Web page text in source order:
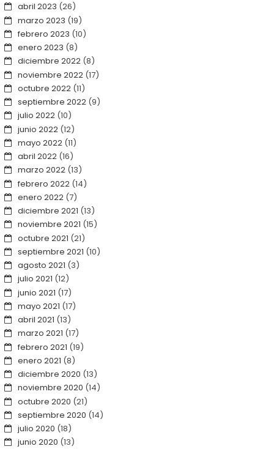
abril 2023 (26)
marzo 2023 (19)
febrero 2023 (10)
enero 2023 (8)
diciembre 2022(8)
noviembre 2022(17)
octubre 2022(11)
septiembre 2022(9)
julio 2022(10)
junio 2022(12)
mayo 2022(11)
abril 2022(16)
marzo 2022(13)
febrero 2022(14)
enero 2022(7)
diciembre 2021 (13)
noviembre 2021 (15)
octubre 2021 (21)
septiembre 2021 (10)
agosto 2021 (3)
julio 2021 (12)
junio 2021 (17)
mayo 2021 (17)
abril 2021 (13)
marzo 2021 (17)
febrero 2021 (19)
enero 2021 (8)
diciembre 2020 (13)
noviembre 2020 (14)
octubre 2020 (21)
septiembre 2020 (14)
julio 2020 (18)
junio 2020 (13)